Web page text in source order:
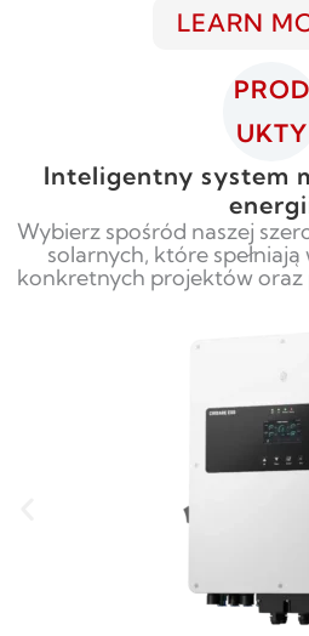
LEARN
PROD
UKTY
Inteligentny system
Wybierz spośród naszej
solarnych, które
konkretnych projektów oraz